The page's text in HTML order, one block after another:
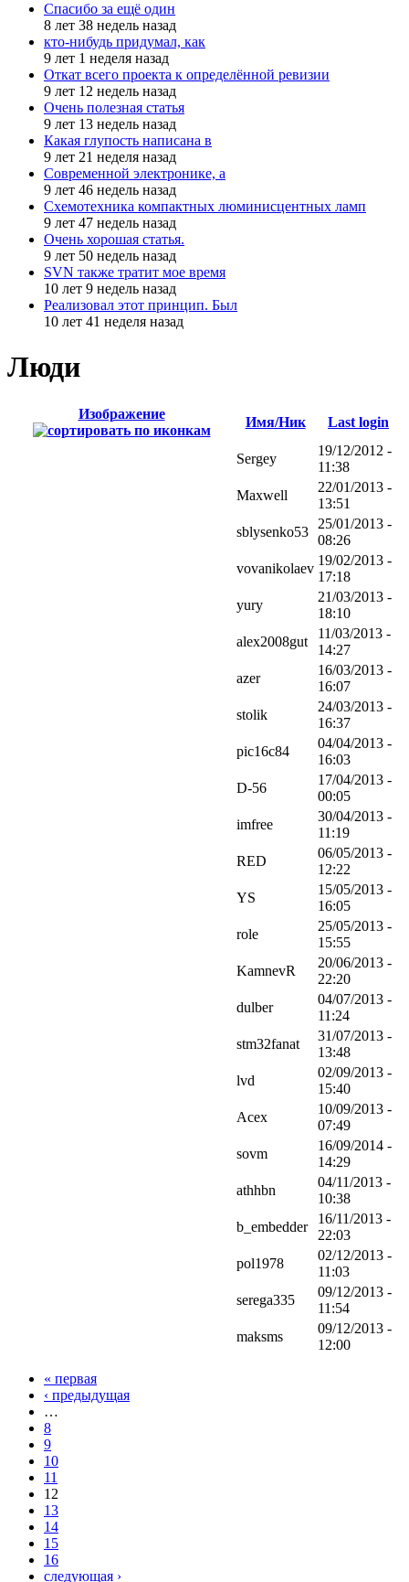
Спасибо за ещё один
8 лет 38 недель назад
кто-нибудь придумал, как
9 лет 1 неделя назад
Откат всего проекта к определённой ревизии
9 лет 12 недель назад
Очень полезная статья
9 лет 13 недель назад
Какая глупость написана в
9 лет 21 неделя назад
Современной электронике, а
9 лет 46 недель назад
Схемотехника компактных люминисцентных ламп
9 лет 47 недель назад
Очень хорошая статья.
9 лет 50 недель назад
SVN также тратит мое время
10 лет 9 недель назад
Реализовал этот принцип. Был
10 лет 41 неделя назад
Люди
Изображение
Имя/Ник Last login
Sergey
19/12/2012 -
11:38
Maxwell
22/01/2013 -
13:51
sblysenko53
25/01/2013 -
08:26
vovanikolaev
19/02/2013 -
17:18
yury
21/03/2013 -
18:10
alex2008gut
11/03/2013 -
14:27
azer
16/03/2013 -
16:07
stolik
24/03/2013 -
16:37
pic16c84
04/04/2013 -
16:03
D-56
17/04/2013 -
00:05
imfree
30/04/2013 -
11:19
RED
06/05/2013 -
12:22
YS
15/05/2013 -
16:05
role
25/05/2013 -
15:55
KamnevR
20/06/2013 -
22:20
dulber
04/07/2013 -
11:24
stm32fanat
31/07/2013 -
13:48
lvd
02/09/2013 -
15:40
Acex
10/09/2013 -
07:49
sovm
16/09/2014 -
14:29
athhbn
04/11/2013 -
10:38
b_embedder
16/11/2013 -
22:03
pol1978
02/12/2013 -
11:03
serega335
09/12/2013 -
11:54
maksms
09/12/2013 -
12:00
« первая
‹ предыдущая
…
8
9
10
11
12
13
14
15
16
следующая ›